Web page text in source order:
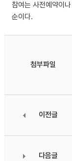
참여는 사전예약이
순이다.
첨부파일
이전글
다음글